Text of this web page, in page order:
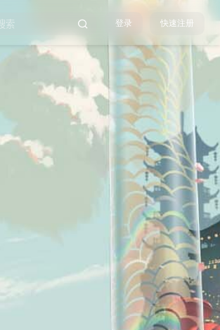
登录 快速注册